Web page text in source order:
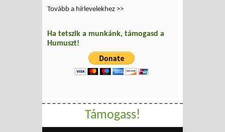
Tovább a hírlevelekhez >>
Ha tetszik a munkánk, támogasd a
Humuszt!
Támogass!